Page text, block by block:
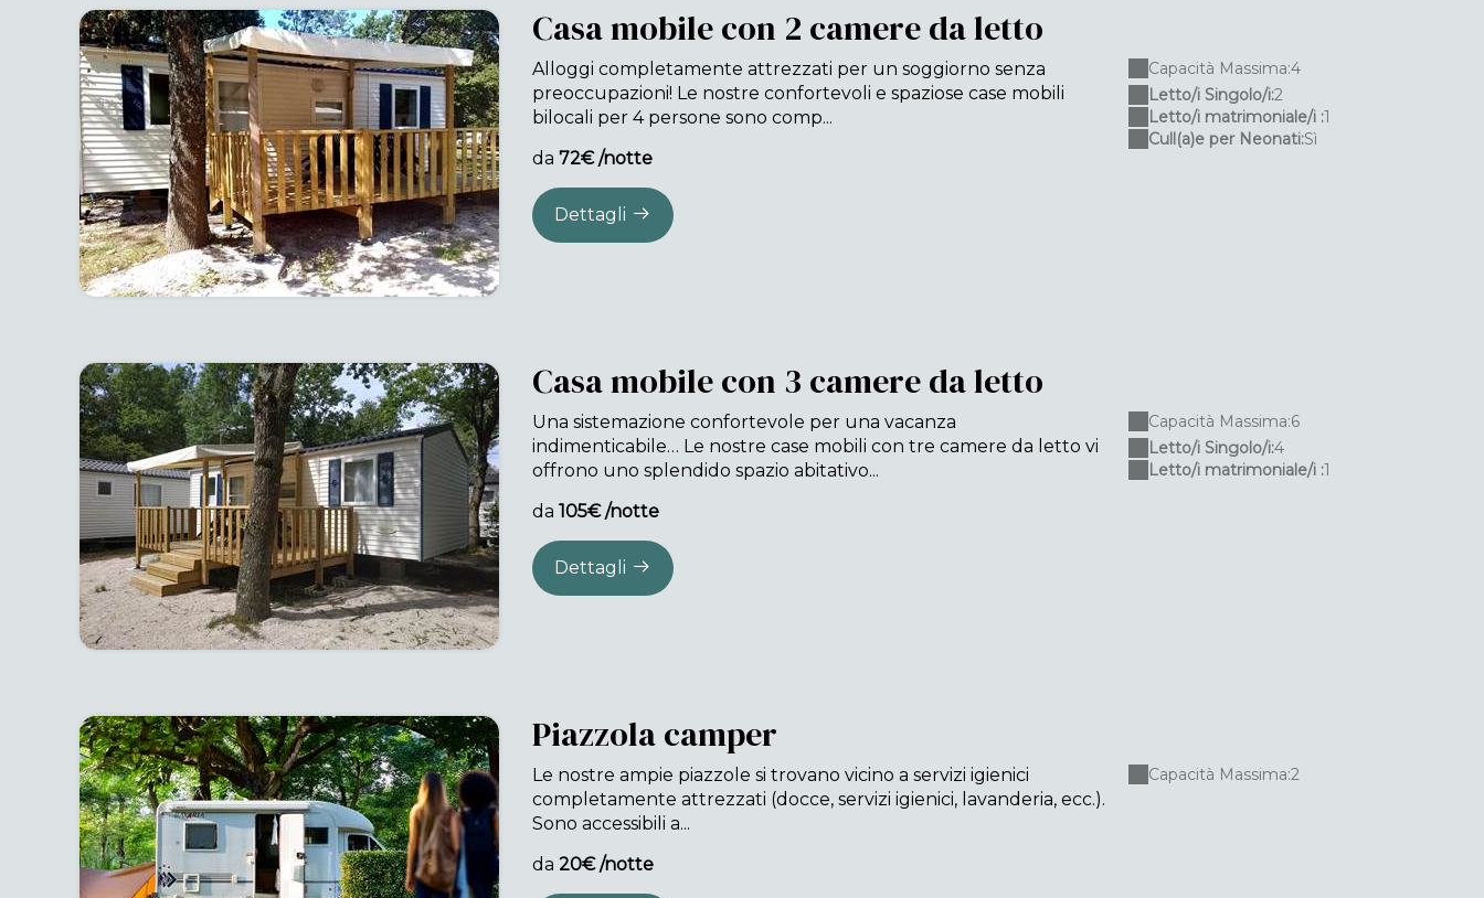
Casa mobile con 2 camere da letto
Alloggi completamente attrezzati per un soggiorno senza
preoccupazioni! Le nostre confortevoli e spaziose case mobili
bilocali per 4 persone sono comp...
da 72€ /notte
Dettagli
Capacità Massima:4
Letto/i Singolo/i:2
Letto/i matrimoniale/i :1
Cull(a)e per Neonati:Sì
Casa mobile con 3 camere da letto
Una sistemazione confortevole per una vacanza
indimenticabile… Le nostre case mobili con tre camere da letto vi
offrono uno splendido spazio abitativo...
da 105€ /notte
Dettagli
Capacità Massima:6
Letto/i Singolo/i:4
Letto/i matrimoniale/i :1
Piazzola camper
Le nostre ampie piazzole si trovano vicino a servizi igienici
completamente attrezzati (docce, servizi igienici, lavanderia, ecc.).
Sono accessibili a...
da 20€ /notte
Capacità Massima:2